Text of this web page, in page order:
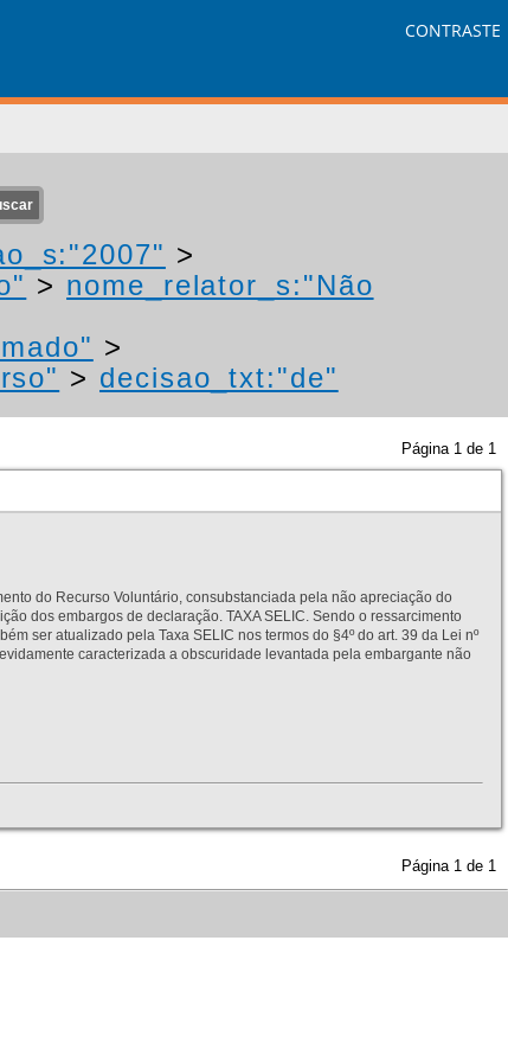
CONTRASTE
>
> nome_relator_s:"Não
>
> decisao_txt:"de"
Página 1 de 1
do Recurso Voluntário, consubstanciada pela não apreciação do
dos embargos de declaração. TAXA SELIC. Sendo o ressarcimento
ser atualizado pela Taxa SELIC nos termos do §4º do art. 39 da Lei nº
caracterizada a obscuridade levantada pela embargante não
Página 1 de 1